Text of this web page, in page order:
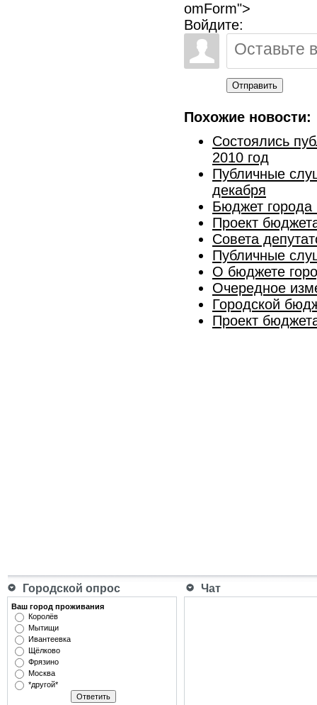
omForm">
Войдите:
Отправить
Похожие новости:
Состоялись
2010 год
Публичные
декабря
Бюджет города
Проект
Совета
Публичные
О бюджете
Очередное
Городской
Проект
Городской опрос Чат
Ваш город проживания
Королёв
Мытищи
Ивантеевка
Щёлково
Фрязино
Москва
*другой*